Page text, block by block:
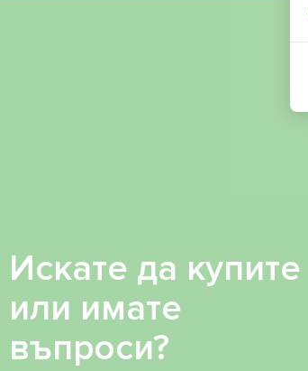
Искате да купите
или имате
въпроси?